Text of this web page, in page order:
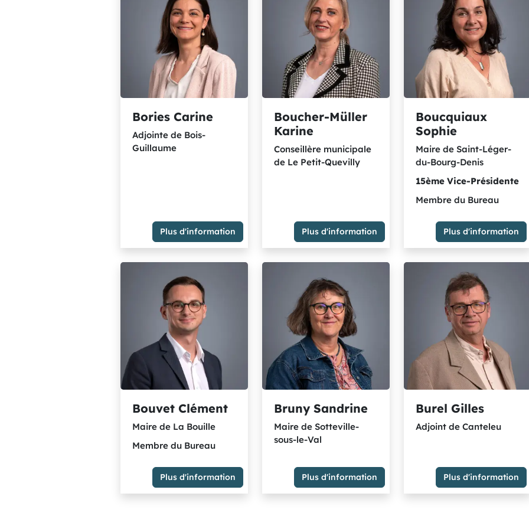
"Ensemble petites communes
et indépendants"
écologistes et solidaires
Bories Carine
Adjointe de Bois-
Guillaume
Plus d'information
Membre du Groupe
indépendant "Métropole
ensemble"
Boucher-Müller
Karine
Conseillère municipale
de Le Petit-Quevilly
Plus d'information
Petit-Quevilly
Membre du Groupe
"Métropole en Partage"
Boucquiaux
Sophie
Maire de Saint-Léger-
du-Bourg-Denis
15ème Vice-Présidente
Membre du Bureau
Plus d'information
Bourg-Denis
Vice-Présidente
Délégation(s) : Relation avec
les usagers, médiation,
Transparence et
Déontologie, Open data
Membre du Bureau
Membre du Groupe
"Ensemble petites
et indépendants"
Bouvet Clément
Maire de La Bouille
Membre du Bureau
Plus d'information
Bruny Sandrine
Maire de Sotteville-
sous-le-Val
Plus d'information
Maire de Sotteville-sous-le-
Burel Gilles
Adjoint de Canteleu
Plus d'information
Adjoint de Canteleu